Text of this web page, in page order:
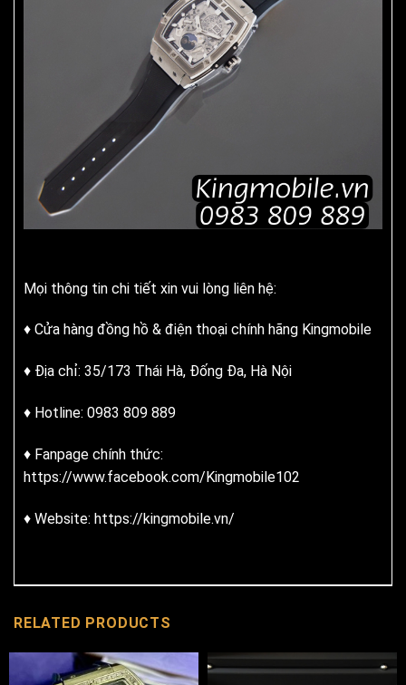
Mọi thông tin chi tiết xin vui lòng liên hệ:
♦ Cửa hàng đồng hồ & điện thoại chính hãng Kingmobile
♦ Địa chỉ: 35/173 Thái Hà, Đống Đa, Hà Nội
♦ Hotline: 0983 809 889
♦ Fanpage chính thức:
https://www.facebook.com/Kingmobile102
♦ Website: https://kingmobile.vn/
RELATED PRODUCTS